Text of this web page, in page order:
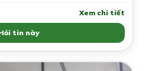
Xem chi tiết
tin này